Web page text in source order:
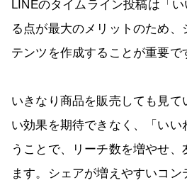
LINEのタイムライン投稿は「
る点が最大のメリットのため
テンツを作成することが重要で
いきなり商品を販売しても見て
い効果を期待できなく、「いい
うことで、リーチ数を増やせ、
ます。シェアが増えやすいコ